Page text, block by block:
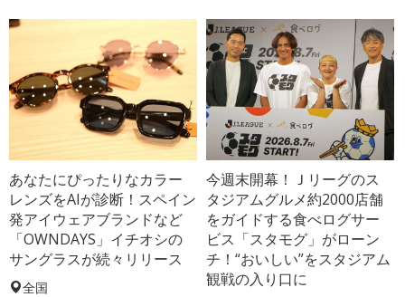
あなたにぴったりなカラー
レンズをAIが診断！スペイン
発アイウェアブランドなど
「OWNDAYS」イチオシの
サングラスが続々リリース
全国
今週末開幕！Ｊリーグのス
タジアムグルメ約2000店舗
をガイドする食べログサー
ビス「スタモグ」がローン
チ！“おいしい”をスタジアム
観戦の入り口に